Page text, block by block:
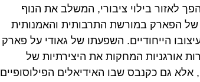
לאזור בילוי ציבורי, המשלב את הנוף
של הפארק במורשת התרבותית והאמנותית
הייחודיים. השפעתו של גאודי על פארק
אורגניות המחקות את היצירתיות של
גם כקנבס שבו האידיאלים הפילוסופיים